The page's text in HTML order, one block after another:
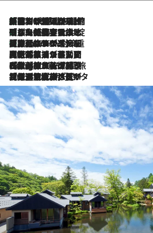
2026.8.6
「荷物が増えるほど旅ストレスは増す」美容ジャーナリストがたどり着いた最終結論。“化粧品を劇的に減らす”感動の凝縮美容とは
2026.8.6
「旅先には金髪ウィッグを持参」日本と同じメイクでは損してる!? 美容ジャーナリストが提案する“掟破りの旅美容”とは
2026.8.6
【厳選旅コスメ】「身軽さ＆UV対策重視！」ヘアアーティストshucoが選んだ夏旅ベストコスメを発表【Mサイズジップ】
2026.8.5
【厳選旅コスメ】国内をあちこち移動する河井菜摘が選んだ夏旅ベストコスメ発表！「リラックスアイテムはマスト」【Mサイズジップ】
2026.8.4
【厳選旅コスメ】「紫外線＆乾燥対策しながらメイク感も！」ヘア＆メイクGeorgeが選んだ夏旅ベストコスメを発表！【Mサイズジップ】
2026.8.3
【厳選旅コスメ】「保湿もタイパ重視！」“サウナ好き”タレント清水みさとが愛用する夏旅ベストコスメを発表！【Mサイズジップ】